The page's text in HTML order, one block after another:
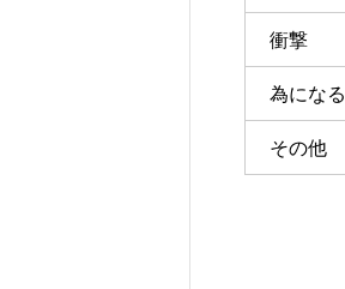
衝撃
為になる
その他